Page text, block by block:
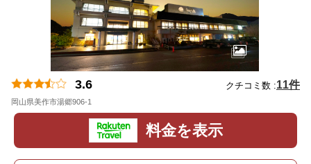
3.6 クチコミ数 :11件
岡山県美作市湯郷906-1
料金を表示